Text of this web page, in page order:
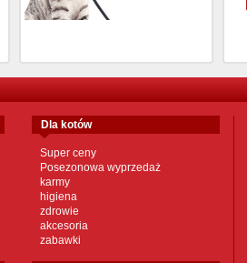
dla kotów
Super ceny
Posezonowa wyprzedaż
karmy
higiena
zdrowie
akcesoria
zabawki